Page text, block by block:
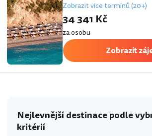
Zobrazit více termínů (20+)
34 341 Kč
za osobu
Zobrazit
Nejlevnější destinace podle
kritérií